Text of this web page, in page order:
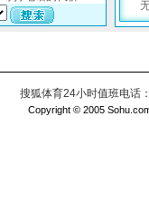
搜狐体育24小时值班电话
Copyright © 2005